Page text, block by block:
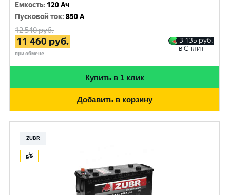
Емкость: 120 Ач
Пусковой ток:850 A
12 540руб.
11 460 руб.
при обмене
3 135 руб.
в Сплит
Купить в 1 клик
Добавить в корзину
ZUBR